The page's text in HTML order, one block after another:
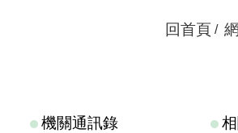
回首頁
機關通訊錄